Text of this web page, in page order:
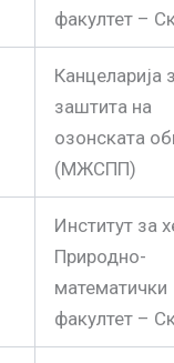
факултет –
Канцеларија
заштита на
озонската
(МЖСПП)
Институт за
Природно-
математички
факултет –